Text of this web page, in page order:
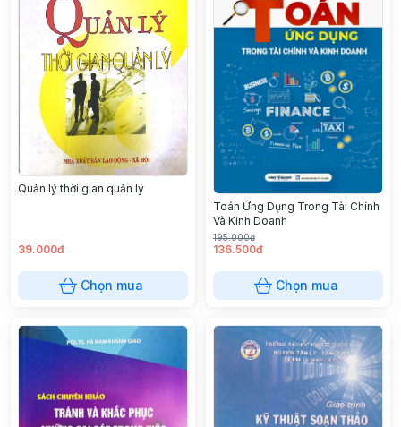
Quản lý thời gian quản lý
39.000đ
Chọn mua
Toán Ứng Dụng Trong Tài Chính
Và Kinh Doanh
195.000đ
136.500đ
Chọn mua